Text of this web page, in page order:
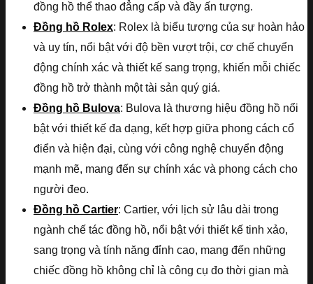
đồng hồ thể thao đẳng cấp và đầy ấn tượng.
Đồng hồ Rolex: Rolex là biểu tượng của sự hoàn hảo
và uy tín, nổi bật với độ bền vượt trội, cơ chế chuyển
động chính xác và thiết kế sang trọng, khiến mỗi chiếc
đồng hồ trở thành một tài sản quý giá.
Đồng hồ Bulova: Bulova là thương hiệu đồng hồ nổi
bật với thiết kế đa dạng, kết hợp giữa phong cách cổ
điển và hiện đại, cùng với công nghệ chuyển động
mạnh mẽ, mang đến sự chính xác và phong cách cho
người đeo.
Đồng hồ Cartier: Cartier, với lịch sử lâu dài trong
ngành chế tác đồng hồ, nổi bật với thiết kế tinh xảo,
sang trọng và tính năng đỉnh cao, mang đến những
chiếc đồng hồ không chỉ là công cụ đo thời gian mà